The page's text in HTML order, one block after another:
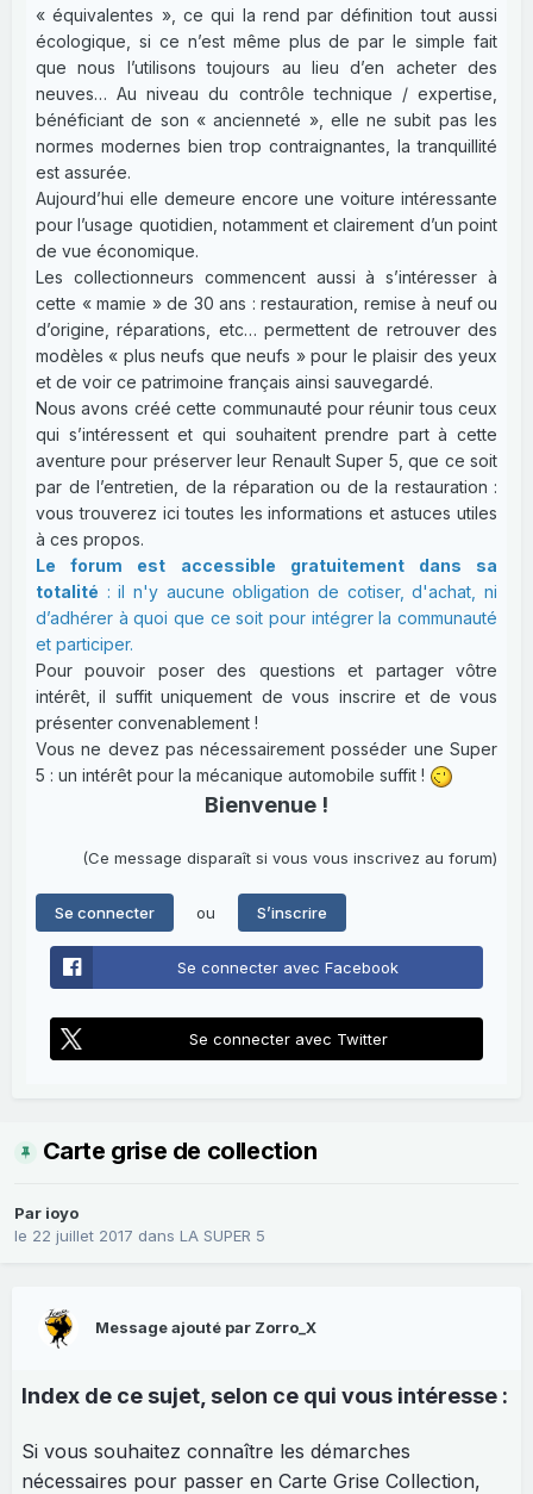
« équivalentes », ce qui la rend par définition tout aussi
écologique, si ce n’est même plus de par le simple fait
que nous l’utilisons toujours au lieu d’en acheter des
neuves… Au niveau du contrôle technique / expertise,
bénéficiant de son « ancienneté », elle ne subit pas les
normes modernes bien trop contraignantes, la tranquillité
est assurée.
Aujourd’hui elle demeure encore une voiture intéressante
pour l’usage quotidien, notamment et clairement d’un point
de vue économique.
Les collectionneurs commencent aussi à s’intéresser à
cette « mamie » de 30 ans : restauration, remise à neuf ou
d’origine, réparations, etc… permettent de retrouver des
modèles « plus neufs que neufs » pour le plaisir des yeux
et de voir ce patrimoine français ainsi sauvegardé.
Nous avons créé cette communauté pour réunir tous ceux
qui s’intéressent et qui souhaitent prendre part à cette
aventure pour préserver leur Renault Super 5, que ce soit
par de l’entretien, de la réparation ou de la restauration :
vous trouverez ici toutes les informations et astuces utiles
à ces propos.
Le forum est accessible gratuitement dans sa
totalité : il n'y aucune obligation de cotiser, d'achat, ni
d’adhérer à quoi que ce soit pour intégrer la communauté
et participer.
Pour pouvoir poser des questions et partager vôtre
intérêt, il suffit uniquement de vous inscrire et de vous
présenter convenablement !
Vous ne devez pas nécessairement posséder une Super
5 : un intérêt pour la mécanique automobile suffit !
Bienvenue !
(Ce message disparaît si vous vous inscrivez au forum)
Se connecter ou S’inscrire
Se connecter avec Facebook
Se connecter avec Twitter
Carte grise de collection
Par ioyo
le 22 juillet 2017 dans LA SUPER 5
Message ajouté par Zorro_X
Index de ce sujet, selon ce qui vous intéresse :
Si vous souhaitez connaître les démarches
nécessaires pour passer en Carte Grise Collection,